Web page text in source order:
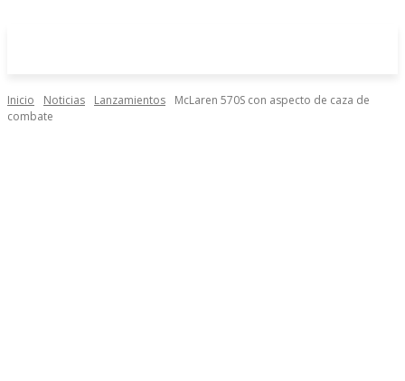
Inicio Noticias Lanzamientos
McLaren 570S con aspecto de caza de
combate